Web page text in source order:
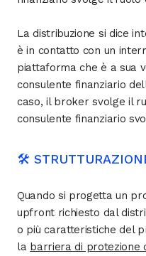
La distribuzione si dice
è in contatto con un
piattaforma che è a sua
consulente finanziario
caso, il broker svolge il
consulente finanziario
🛠
Quando si progetta un
upfront richiesto dal
o più caratteristiche del
la barriera di protezione